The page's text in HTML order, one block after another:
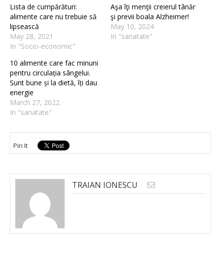
Lista de cumpărături:
alimente care nu trebuie să
lipsească
May 28, 2021
In "Socio-economic"
Aşa îţi menţii creierul tânăr
şi previi boala Alzheimer!
May 10, 2024
In "sanatate"
10 alimente care fac minuni
pentru circulația sângelui.
Sunt bune și la dietă, îți dau
energie
March 27, 2022
In "sanatate"
Pin It
TRAIAN IONESCU